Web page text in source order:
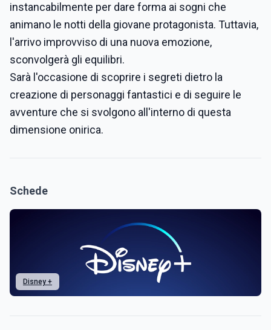
instancabilmente per dare forma ai sogni che
animano le notti della giovane protagonista. Tuttavia,
l'arrivo improvviso di una nuova emozione,
sconvolgerà gli equilibri.
Sarà l'occasione di scoprire i segreti dietro la
creazione di personaggi fantastici e di seguire le
avventure che si svolgono all'interno di questa
dimensione onirica.
Schede
Disney +